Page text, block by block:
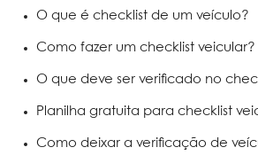
O que é checklist de um veículo?
Como fazer um checklist veicular?
O que deve ser verificado no
Planilha gratuita para checklist
Como deixar a verificação de